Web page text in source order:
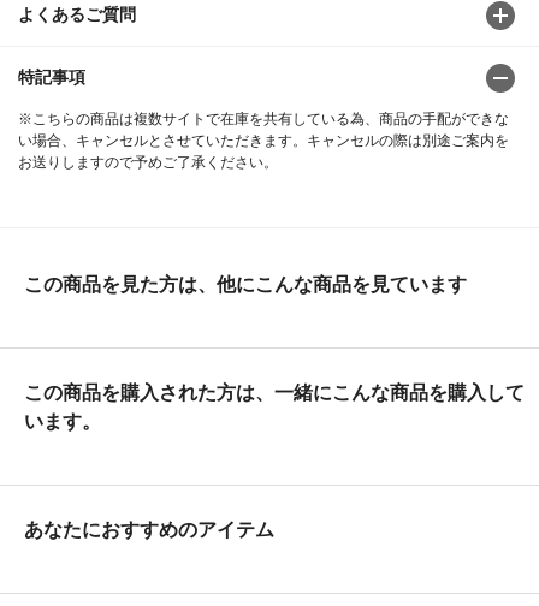
よくあるご質問
特記事項
※こちらの商品は複数サイトで在庫を共有している為、商品の手配ができな
い場合、キャンセルとさせていただきます。キャンセルの際は別途ご案内を
お送りしますので予めご了承ください。
この商品を見た方は、他にこんな商品を見ています
この商品を購入された方は、一緒にこんな商品を購入して
います。
あなたにおすすめのアイテム